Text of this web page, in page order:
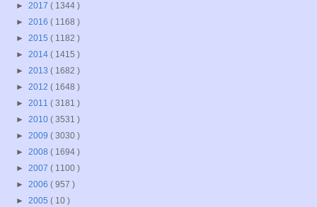
► 2017 ( 1344 )
► 2016 ( 1168 )
► 2015 ( 1182 )
► 2014 ( 1415 )
► 2013 ( 1682 )
► 2012 ( 1648 )
► 2011 ( 3181 )
► 2010 ( 3531 )
► 2009 ( 3030 )
► 2008 ( 1694 )
► 2007 ( 1100 )
► 2006 ( 957 )
► 2005 ( 10 )